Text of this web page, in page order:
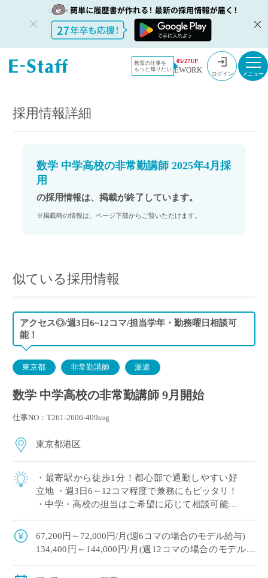
教育の仕事を
もっと知りたい
05/27UP
EWORK ログイン
教員採用情
報のイー・
採用情報
数学 中学高校の非常勤講師 2025年4月採用
採用情報詳細
数学 中学高校の非常勤講師 2025年4月採
用
の採用情報は、掲載が終了しています。
※掲載時の情報は、ページ下部からご覧いただけます。
似ている採用情報
アクセス◎/週3日6~12コマ/担当学年・勤務曜日相談可
能！
東京都 非常勤講師 派遣
数学 中学高校の非常勤講師 9月開始
仕事NO：T261-2606-409sug
東京都港区
・最寄駅から徒歩1分！都心部で通勤しやすい好
立地 ・週3日6～12コマ程度で兼務にもピッタリ！
・中学・高校の担当はご希望に応じて相談可能！
学校 ・難関大学進学を目指す生徒へ […]
67,200円～72,000円/月(週6コマの場合のモデル給与)
134,400円～144,000円/月(週12コマの場合のモデル給
※経験により変動